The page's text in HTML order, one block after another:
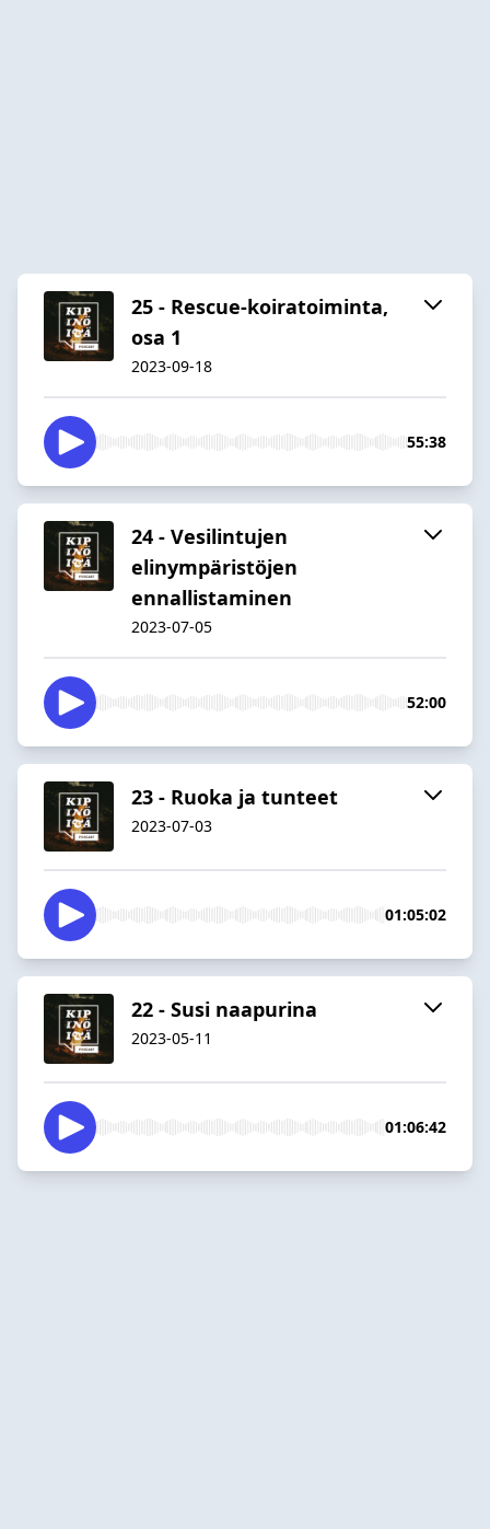
25 - Rescue-koiratoiminta,
osa 1
2023-09-18
55:38
24 - Vesilintujen
elinympäristöjen
ennallistaminen
2023-07-05
52:00
23 - Ruoka ja tunteet
2023-07-03
01:05:02
22 - Susi naapurina
2023-05-11
01:06:42